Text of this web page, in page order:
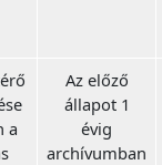
a
Az előző
állapot 1
évig
archívumban